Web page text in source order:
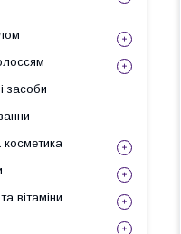
засоби
вітаміни